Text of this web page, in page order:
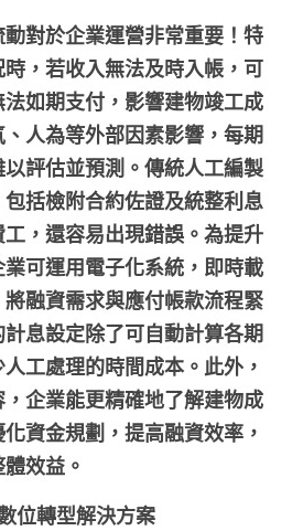
對於企業運營非常重要！特
，若收入無法及時入帳，可
如期支付，影響建物竣工成
人為等外部因素影響，每期
評估並預測。傳統人工編製
括檢附合約佐證及統整利息
，還容易出現錯誤。為提升
可運用電子化系統，即時載
融資需求與應付帳款流程緊
息設定除了可自動計算各期
工處理的時間成本。此外，
企業能更精確地了解建物成
資金規劃，提高融資效率，
效益。
位轉型解決方案